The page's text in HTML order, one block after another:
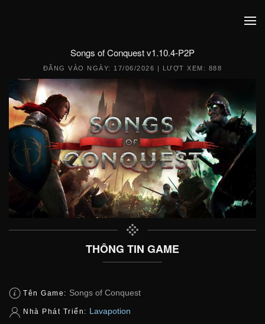
Songs of Conquest v1.10.4-P2P
ĐĂNG VÀO NGÀY: 17/06/2026 | LƯỢT XEM: 888
THÔNG TIN GAME
Tên Game: Songs of Conquest
Nhà Phát Triển: Lavapotion